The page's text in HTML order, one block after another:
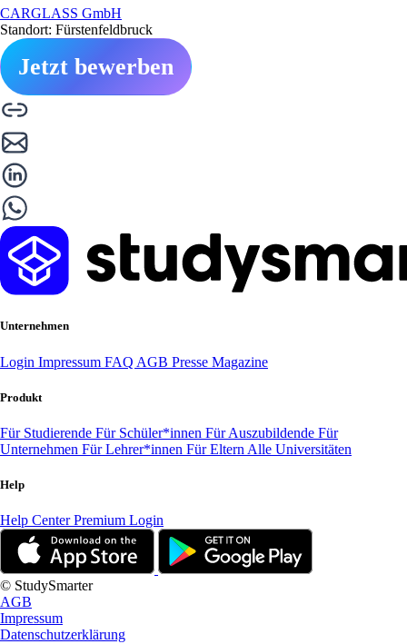
CARGLASS GmbH
Standort: Fürstenfeldbruck
Jetzt bewerben
Unternehmen
Login Impressum FAQ AGB Presse Magazine
Produkt
Für Studierende Für Schüler*innen Für Auszubildende Für
Unternehmen Für Lehrer*innen Für Eltern Alle Universitäten
Help
Help CenterPremium Login
© StudySmarter
AGB
Impressum
Datenschutzerklärung